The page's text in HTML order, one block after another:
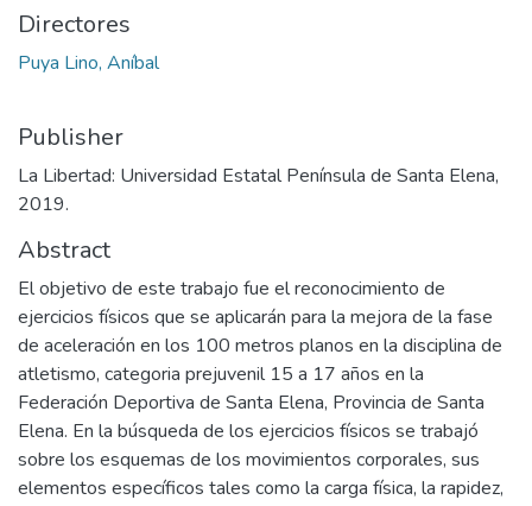
Directores
Puya Lino, Aníbal
Publisher
La Libertad: Universidad Estatal Península de Santa Elena,
2019.
Abstract
El objetivo de este trabajo fue el reconocimiento de
ejercicios físicos que se aplicarán para la mejora de la fase
de aceleración en los 100 metros planos en la disciplina de
atletismo, categoria prejuvenil 15 a 17 años en la
Federación Deportiva de Santa Elena, Provincia de Santa
Elena. En la búsqueda de los ejercicios físicos se trabajó
sobre los esquemas de los movimientos corporales, sus
elementos específicos tales como la carga física, la rapidez,